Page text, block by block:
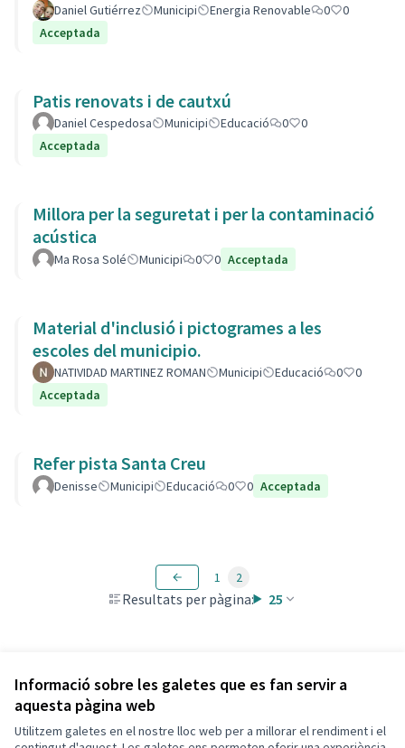
Informació sobre les galetes que es fan servir a
aquesta pàgina web
Utilitzem galetes en el nostre lloc web per a millorar el rendiment i el
Daniel Gutiérrez Municipi Energia Renovable 0
0
Acceptada
Patis renovats i de cautxú
Daniel Cespedosa Municipi Educació 0
0
Acceptada
Millora per la seguretat i per la contaminació
acústica
Ma Rosa Solé Municipi 0 0 Acceptada
Material d'inclusió i pictogrames a les
escoles del municipio.
NATIVIDAD MARTINEZ ROMAN Municipi Educació 0
0
Acceptada
Refer pista Santa Creu
Denisse Municipi Educació 0 0 Acceptada
Resultats per pàgina: 25
1 2
Veure totes les propostes retirades
Termes i condicions d'ús